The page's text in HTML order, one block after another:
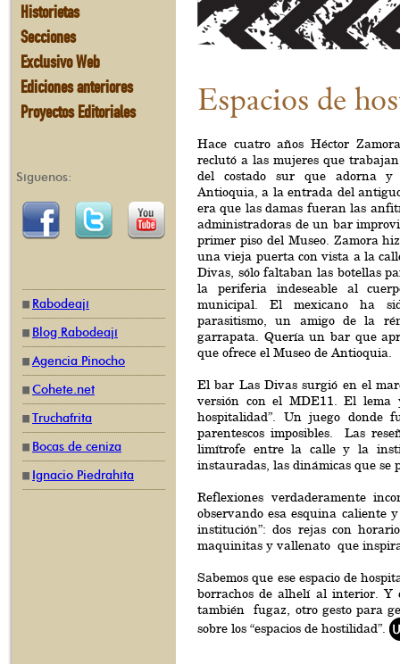
Historietas
Secciones
Exclusivo Web
Ediciones anteriores
Proyectos Editoriales
Síguenos:
Rabodeají
Blog Rabodeají
Agencia Pinocho
Cohete.net
Truchafrita
Bocas de ceniza
Ignacio Piedrahíta
Espacios de
Hace cuatro años Héctor
reclutó a las mujeres que
del costado sur que adorna y
Antioquia, a la entrada del
era que las damas fueran las
administradoras de un bar
primer piso del Museo. Zamora
una vieja puerta con vista a la
Divas, sólo faltaban las botellas
la periferia indeseable al
municipal. El mexicano ha
parasitismo, un amigo de la
garrapata. Quería un bar que
que ofrece el Museo de Antioquia.
El bar Las Divas surgió en el
versión con el MDE11. El lema
hospitalidad”. Un juego donde
parentescos imposibles. Las
limítrofe entre la calle y la
instauradas, las dinámicas que se
Reflexiones verdaderamente
observando esa esquina caliente
institución”: dos rejas con
maquinitas y vallenato que
Sabemos que ese espacio de
borrachos de alhelí al interior. Y
también fugaz, otro gesto para
sobre los “espacios de hostilidad”.